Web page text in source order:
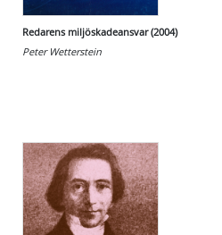
Redarens miljöskadeansvar (2004)
Peter Wetterstein